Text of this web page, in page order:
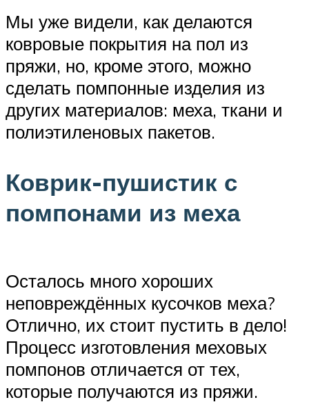
Мы уже видели, как делаются
ковровые покрытия на пол из
пряжи, но, кроме этого, можно
сделать помпонные изделия из
других материалов: меха, ткани и
полиэтиленовых пакетов.
Коврик-пушистик с
помпонами из меха
Осталось много хороших
неповреждённых кусочков меха?
Отлично, их стоит пустить в дело!
Процесс изготовления меховых
помпонов отличается от тех,
которые получаются из пряжи.